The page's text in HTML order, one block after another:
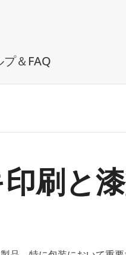
プ＆FAQ
刷と